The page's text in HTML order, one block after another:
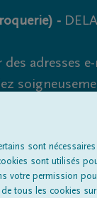
-
adresses
avis de décèsÀ
sont
sont utilisés
votre permission
tous les cookies